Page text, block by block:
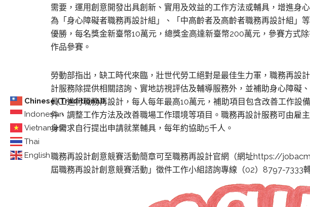
Chinese (Traditional)
Indonesian
Vietnamese
Thai
English
需要，運用創意開發出具創新、實用及效益的工作方法或輔具，增進身
為「身心障礙者職務再設計組」、「中高齡者及高齡者職務再設計組」
優勝，每名獎金新臺幣10萬元，總獎金高達新臺幣200萬元，參賽方式
作品參賽。
勞動部指出，缺工時代來臨，壯世代勞工絕對是最佳生力軍，職務再設
計服務除提供相關諮詢、實地訪視評估及輔導服務外，並補助身心障礙
員工進行職務再設計，每人每年最高10萬元，補助項目包含改善工作設
件、調整工作方法及改善職場工作環境等項目。職務再設計服務可由雇
身需求自行提出申請就業輔具，每年約協助5千人。
職務再設計創意競賽活動簡章可至職務再設計官網（網址https://
屆職務再設計創意競賽活動」徵件工作小組諮詢專線（02）8797-7333